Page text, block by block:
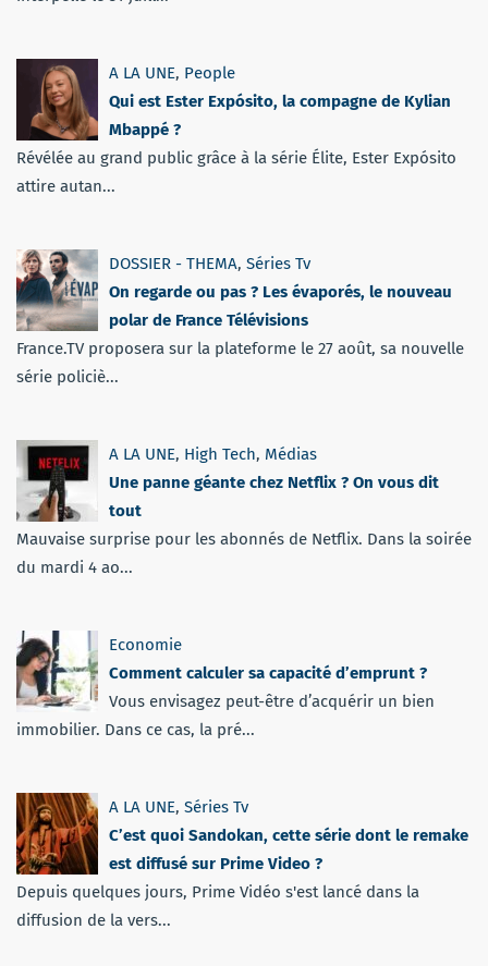
A LA UNE, People
Qui est Ester Expósito, la compagne de Kylian
Mbappé ?
Révélée au grand public grâce à la série Élite, Ester Expósito
attire autan...
DOSSIER - THEMA, Séries Tv
On regarde ou pas ? Les évaporés, le nouveau
polar de France Télévisions
France.TV proposera sur la plateforme le 27 août, sa nouvelle
série policiè...
A LA UNE, High Tech, Médias
Une panne géante chez Netflix ? On vous dit
tout
Mauvaise surprise pour les abonnés de Netflix. Dans la soirée
du mardi 4 ao...
Economie
Comment calculer sa capacité d’emprunt ?
Vous envisagez peut-être d’acquérir un bien
immobilier. Dans ce cas, la pré...
A LA UNE, Séries Tv
C’est quoi Sandokan, cette série dont le remake
est diffusé sur Prime Video ?
Depuis quelques jours, Prime Vidéo s'est lancé dans la
diffusion de la vers...